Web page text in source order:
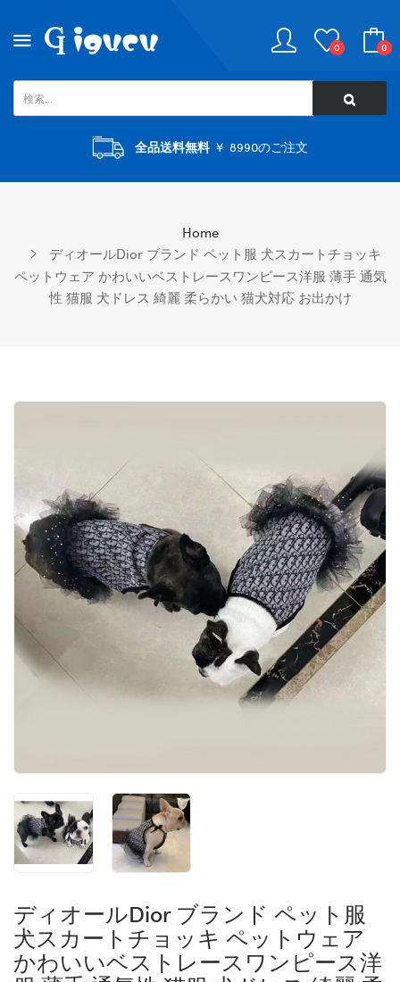
0 0
全品送料無料￥ 8990のご注文
Home
ディオールDior ブランド ペット服 犬スカートチョッキ
ペットウェア かわいいベストレースワンピース洋服 薄手 通気
性 猫服 犬ドレス 綺麗 柔らかい 猫犬対応 お出かけ
ディオールDior ブランド ペット服
犬スカートチョッキ ペットウェア
かわいいベストレースワンピース洋